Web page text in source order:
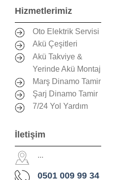
Hizmetlerimiz
Oto Elektrik Servisi
Akü Çeşitleri
Akü Takviye &
Yerinde Akü Montaj
Marş Dinamo Tamir
Şarj Dinamo Tamir
7/24 Yol Yardım
İletişim
...
0501 009 99 34